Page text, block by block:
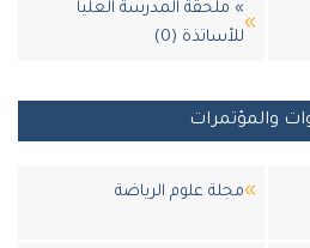
» ملحقة المدرسة العليا
للأساتذة (0)
مجلة علوم الرياضة